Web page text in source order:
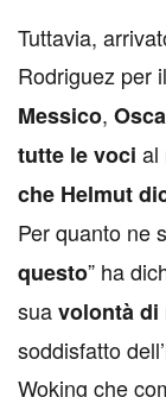
Tuttavia,
Rodriguez per
Messico,
tutte le voci al
che Helmut
Per quanto ne
questo” ha
suavolontà di
soddisfatto
Woking che